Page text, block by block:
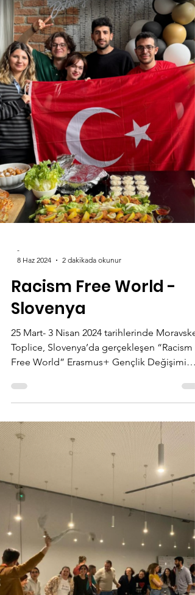
İstanbul Medeniyet Üniversitesi Stratejik
Düşünce Topluluğu ile “Cosmos Youth ve
Erasmus+ Projeleri” adında bir söyleşi
gerçekleştirdik🎊...
Racism Free World -
Slovenya
25 Mart- 3 Nisan 2024 tarihlerinde Moravske
Toplice, Slovenya’da gerçekleşen “Racism
Free World” Erasmus+ Gençlik Değişimi
projesini...